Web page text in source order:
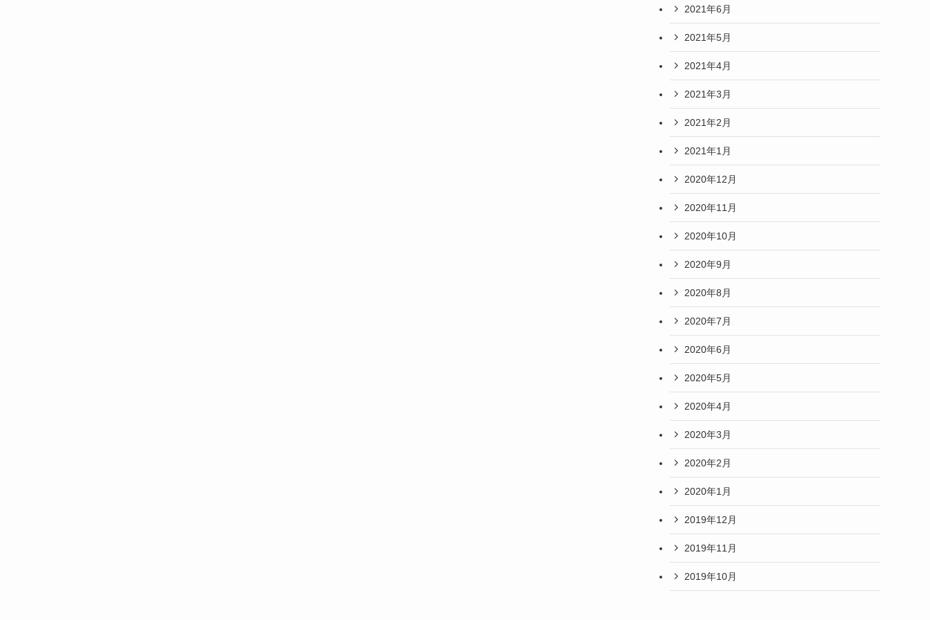
2021年6月
2021年5月
2021年4月
2021年3月
2021年2月
2021年1月
2020年12月
2020年11月
2020年10月
2020年9月
2020年8月
2020年7月
2020年6月
2020年5月
2020年4月
2020年3月
2020年2月
2020年1月
2019年12月
2019年11月
2019年10月